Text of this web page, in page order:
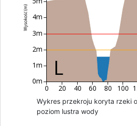
0 20 40 60 80 100
Wysokość (m)
0m
1m
2m
3m
4m
Wykres przekroju koryta rzeki
poziom lustra wody